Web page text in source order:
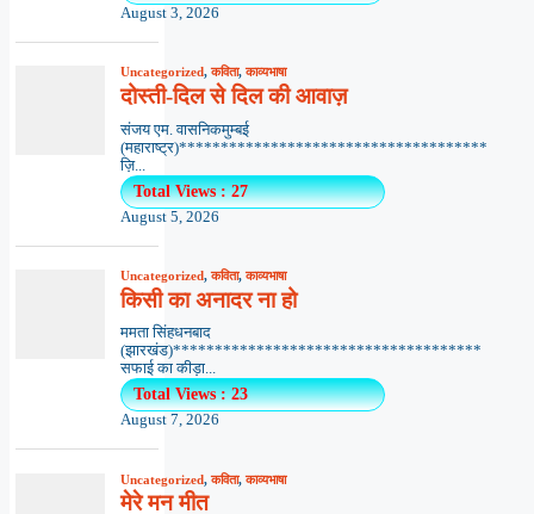
August 3, 2026
Uncategorized,कविता,काव्यभाषा
दोस्ती-दिल से दिल की आवाज़
संजय एम. वासनिकमुम्बई
(महाराष्ट्र)*************************************
ज़ि...
Total Views : 27
August 5, 2026
Uncategorized,कविता,काव्यभाषा
किसी का अनादर ना हो
ममता सिंहधनबाद
(झारखंड)*************************************
सफाई का कीड़ा...
Total Views : 23
August 7, 2026
Uncategorized,कविता,काव्यभाषा
मेरे मन मीत